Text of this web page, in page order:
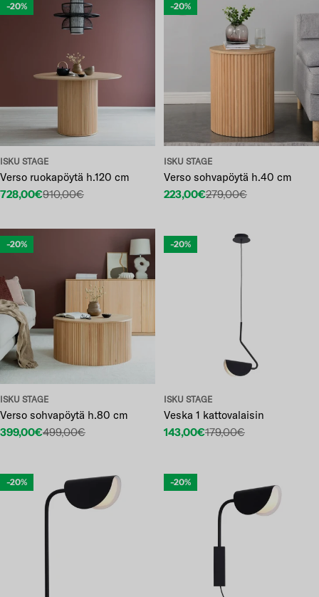
-20%
ISKU STAGE
Verso ruokapöytä h.120 cm
Etuhinta
728,00€
Normaalihinta
910,00€
-20%
ISKU STAGE
Verso sohvapöytä h.40 cm
Etuhinta
223,00€
Normaalihinta
279,00€
-20%
ISKU STAGE
Verso sohvapöytä h.80 cm
Etuhinta
399,00€
Normaalihinta
499,00€
-20%
ISKU STAGE
Veska 1 kattovalaisin
Etuhinta
143,00€
Normaalihinta
179,00€
-20% -20%